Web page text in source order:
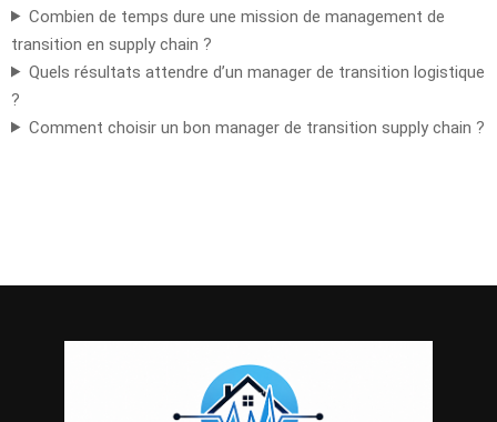
Combien de temps dure une mission de management de
transition en supply chain ?
Quels résultats attendre d’un manager de transition logistique
?
Comment choisir un bon manager de transition supply chain ?